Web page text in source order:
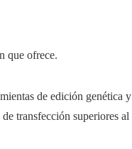
que ofrece.
de edición genética y
transfección superiores al